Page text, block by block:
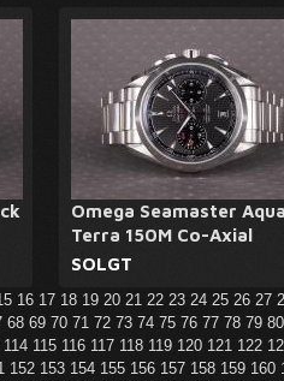
Omega Seamaster
Terra 150M Co-Axial
SOLGT
16 17 18 19 20 21 22 23 24 25 26 27
68 69 70 71 72 73 74 75 76 77 78 79
114 115 116 117 118 119 120 121 122
152 153 154 155 156 157 158 159 160